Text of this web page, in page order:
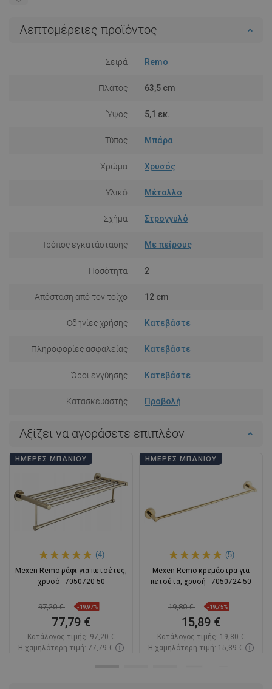
Λεπτομέρειες προϊόντος
Σειρά Remo
Πλάτος 63,5 cm
Ύψος 5,1 εκ.
Τύπος Μπάρα
Χρώμα Χρυσός
Υλικό Μέταλλο
Σχήμα Στρογγυλό
Τρόπος εγκατάστασης Με πείρους
Ποσότητα 2
Απόσταση από τον τοίχο 12 cm
Οδηγίες χρήσης Κατεβάστε
Πληροφορίες ασφαλείας Κατεβάστε
Όροι εγγύησης Κατεβάστε
Κατασκευαστής Προβολή
Αξίζει να αγοράσετε επιπλέον
ΗΜΈΡΕΣ ΜΠΆΝΙΟΥ
(4)
Mexen Remo ράφι για πετσέτες,
χρυσό - 7050720-50
97,20 € -19,97%
77,79 €
Κατάλογος τιμής: 97,20 €
Η χαμηλότερη τιμή: 77,79 €
ΗΜΈΡΕΣ ΜΠΆΝΙΟΥ
(5)
Mexen Remo κρεμάστρα για
πετσέτα, χρυσή - 7050724-50
19,80 € -19,75%
15,89 €
Κατάλογος τιμής: 19,80 €
Η χαμηλότερη τιμή: 15,89 €